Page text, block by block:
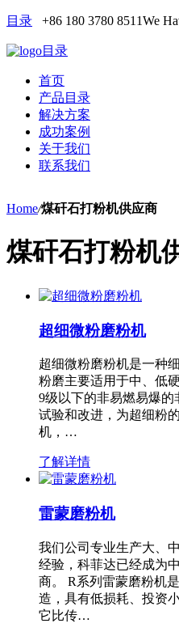
目录 +86 180 3780 8511We
目录
首页
产品目录
解决方案
成功案例
关于我们
联系我们
Home/煤矸石打粉机供应商
煤矸石打粉机
超细微粉磨粉机
超细微粉磨粉机是一种
粉磨主要适用于中、低
9级以下的非易燃易爆的
试验和改进，为超细粉
机，…
了解详情
雷蒙磨粉机
我们公司专业生产大、
经验，科菲达已经成为
商。 R系列雷蒙磨粉机
造，具有低损耗、投资
它比传…